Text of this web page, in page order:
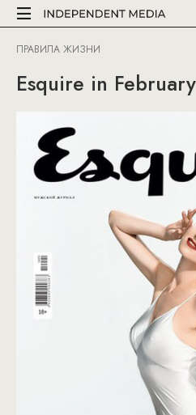
ПРАВИЛА ЖИЗНИ
Esquire in February